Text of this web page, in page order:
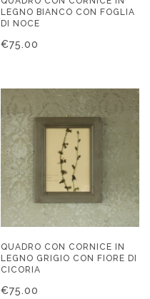
LEGNO BIANCO CON FOGLIA
DI NOCE
€75.00
QUADRO CON CORNICE IN
LEGNO GRIGIO CON FIORE DI
CICORIA
€75.00